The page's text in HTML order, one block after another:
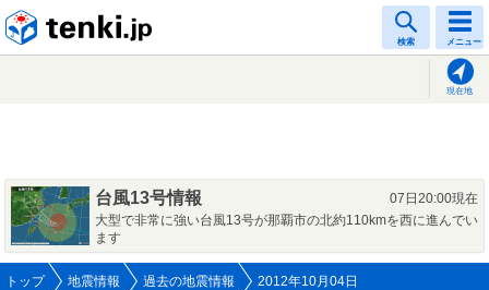
検索 メニュー
現在地
台風13号情報
07日20:00現在
大型で非常に強い台風13号が那覇市の北約110kmを西に進んでい
ます
トップ 地震情報 過去の地震情報 2012年10月04日